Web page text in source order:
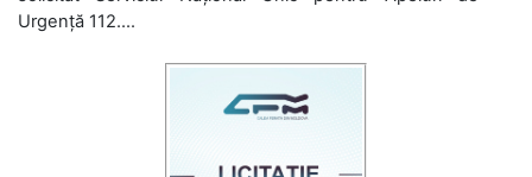
Urgență 112....